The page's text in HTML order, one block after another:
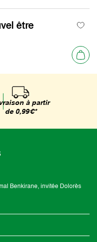
être
à partir
de 0,99€*
Benkirane, invitée Dolorès